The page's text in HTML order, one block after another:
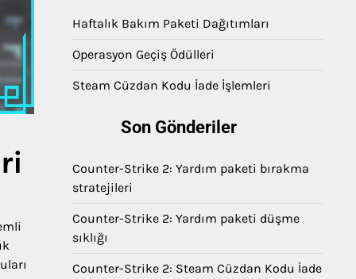
Haftalık Bakım Paketi Dağıtımları
Operasyon Geçiş Ödülleri
Steam Cüzdan Kodu İade İşlemleri
Son Gönderiler
Counter-Strike 2: Yardım paketi bırakma
stratejileri
Counter-Strike 2: Yardım paketi düşme
sıklığı
Counter-Strike 2: Steam Cüzdan Kodu İade